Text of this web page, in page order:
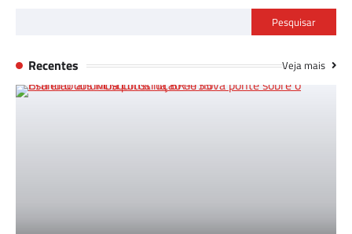
Pesquisar
Recentes Veja mais